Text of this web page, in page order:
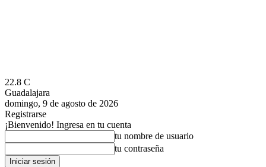
22.8 C
Guadalajara
domingo, 9 de agosto de 2026
Registrarse
¡Bienvenido! Ingresa en tu cuenta
tu nombre de usuario
tu contraseña